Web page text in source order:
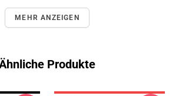
MEHR ANZEIGEN
Produkte